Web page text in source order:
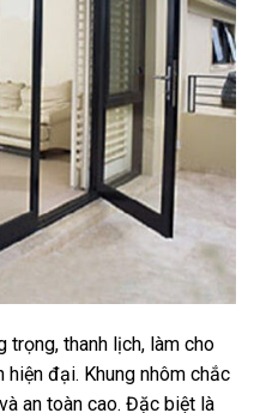
thanh lịch, làm cho
đại. Khung nhôm chắc
an toàn cao. Đặc biệt là